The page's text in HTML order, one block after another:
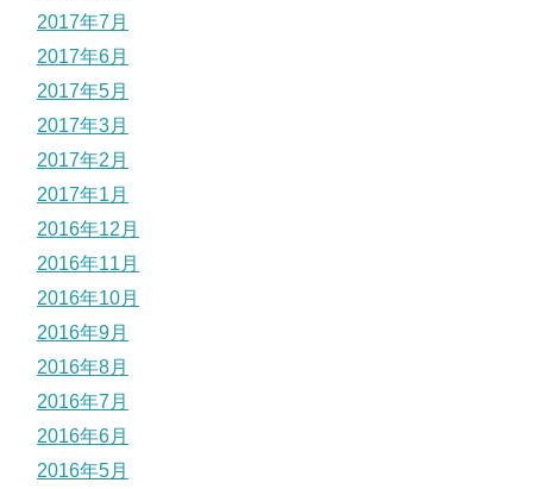
2017年7月
2017年6月
2017年5月
2017年3月
2017年2月
2017年1月
2016年12月
2016年11月
2016年10月
2016年9月
2016年8月
2016年7月
2016年6月
2016年5月